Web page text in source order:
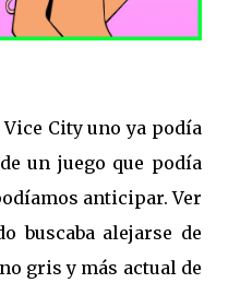
City uno ya podía
un juego que podía
anticipar. Ver
buscaba alejarse de
gris y más actual de